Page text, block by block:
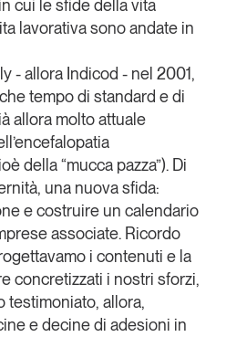
email
cui le sfide della vita
lavorativa sono andate in
- allora Indicod - nel 2001,
tempo di standard e di
allora molto attuale
della “mucca pazza”). Di
una nuova sfida:
e costruire un calendario
associate. Ricordo
i contenuti e la
concretizzati i nostri sforzi,
testimoniato, allora,
e decine di adesioni in